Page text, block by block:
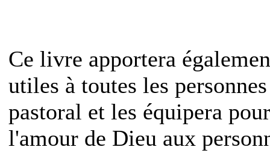
Ce livre apportera
utiles à toutes les
pastoral et les équipera
l'amour de Dieu aux